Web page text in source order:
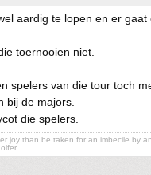
aardig te lopen en er
toernooien niet.
spelers van die tour toch
bij de majors.
die spelers.
joy than be taken for an imbecile by